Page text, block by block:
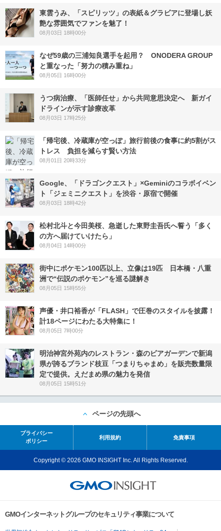
東雲うみ、「スピリッツ」の表紙＆グラビアに登場し妖
艶な雰囲気でファンを魅了！
08月03日 18時00分
なぜ59歳の三浦知良選手を起用？ ONODERA GROUP
と重なった「努力の積み重ね」
08月05日 16時00分
うつ病治療、「医師任せ」から共同意思決定へ 新ガイ
ドラインが示す診療改革
08月03日 17時25分
「帰宅後、冷蔵庫が空っぽ」旅行前後の食事に約5割がス
トレス 負担を減らす賢い方法
08月01日 20時33分
Google、「ドラゴンクエスト」×Geminiのコラボイベン
ト「ジェミニクエスト」を渋谷・原宿で開催
08月03日 18時42分
松村北斗と今田美桜、急逝した東野圭吾氏へ誓う「多く
の方へ届けていけたら」
08月04日 14時00分
街中にポケモン100匹以上、立像は19匹 日本橋・八重
洲で“伝説のポケモン”を巡る謎解き
08月05日 15時55分
声優・井口裕香が「FLASH」で圧巻のスタイルを披露！
計18ページにわたる大特集に！
08月05日 7時00分
明治神宮外苑内のレストラン・森のビアガーデンで新潟
県が誇るブランド枝豆「つまりちゃまめ」を販売数量限
定で提供。えだまめ県の魅力を発信
08月05日 15時51分
ページの先頭へ
プライバシー
ポリシー
利用規約 免責事項
Copyright © 2026 GMO INSIGHT Inc. All Rights Reserved.
GMOインターネットグループのセキュリティ事業について